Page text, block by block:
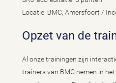
Locatie: BMC, Amersfoort /
Opzet van de
Al onze trainingen zijn
trainers van BMC nemen in